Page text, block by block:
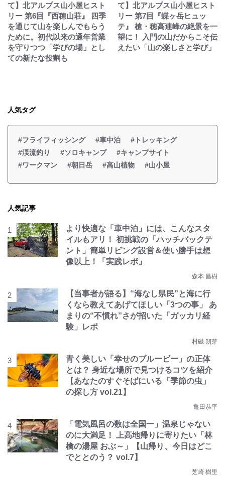
て】北アルプス山小屋ヒスト
リー 第6回『西穂山荘』 四季
を通じて山を楽しんでもらう
ために。初代以来の通年営業
を守りつつ「学びの場」とし
ての新たな役割も
て】北アルプス山小屋ヒスト
リー 第7回『蝶ヶ岳ヒュッ
テ』 槍・穂高連峰の絶景を一
望に！ 入門の山だからこそ伝
えたい「山の楽しさと学び」
人気タグ
#フライフィッシング #車中泊
#トレッキング
#渓流釣り
#ソロキャンプ
#キャンプサイト
#ワークマン
#朝日岳 #高山植物 #山小屋
人気記事
より快適な「車中泊」には、こんなスタ
イルもアリ！ 初挑戦の「ハッチバックテ
ント」簡単リビング設営＆使い勝手は想
像以上！「実践レポ」
森本 昌樹
【当事者が語る】“海なし県民”と海に行
くなら教えてあげてほしい「3つの事」 あ
まりの“不慣れ”さが招いた「ガッカリ経
験」レポ
村磁 朔芽
青く美しい「幸せのブルービー」の正体
とは？ 身近な場所で見つけるコツを紹介
【あなたのすぐそばにいる「季節の虫」
の探し方 vol.21】
亀田恭平
「電気風呂の数は全国一」温泉じゃない
のに大満足！ 上高地帰りに寄りたい「林
檎の湯屋 おぶ～」【山帰り、今日はどこ
でととのう？ vol.7】
芝崎 樹里